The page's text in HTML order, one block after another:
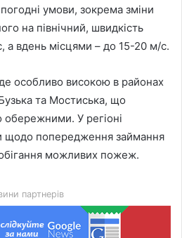
умови, зокрема зміни
на північний, швидкість
а вдень місцями – до 15-20 м/с.
особливо високою в районах
та Мостиська, що
У регіоні
щодо попередження займання
можливих пожеж.
партнерів